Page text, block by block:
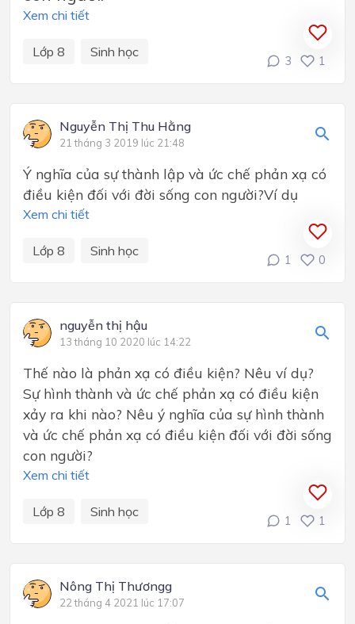
Xem chi tiết
Lớp 8 Sinh học
3 1
Nguyễn Thị Thu Hằng
21 tháng 3 2019 lúc 21:48
Ý nghĩa của sự thành lập và ức chế phản xạ có
điều kiện đối với đời sống con người?Ví dụ
Xem chi tiết
Lớp 8 Sinh học
1 0
nguyễn thị hậu
13 tháng 10 2020 lúc 14:22
Thế nào là phản xạ có điều kiện? Nêu ví dụ?
Sự hình thành và ức chế phản xạ có điều kiện
xảy ra khi nào? Nêu ý nghĩa của sự hình thành
và ức chế phản xạ có điều kiện đối với đời sống
con người?
Xem chi tiết
Lớp 8 Sinh học
1 1
Nông Thị Thươngg
22 tháng 4 2021 lúc 17:07